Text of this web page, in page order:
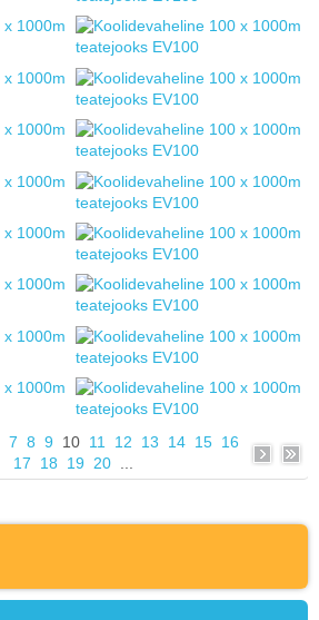
7 8 9 10 11 12 13 14 15 16
17
18 19 20...